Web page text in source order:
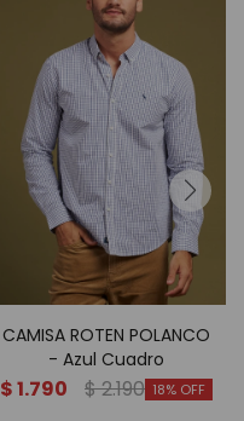
CAMISA ROTEN POLANCO
- Azul Cuadro
$1.790 $2.190 18